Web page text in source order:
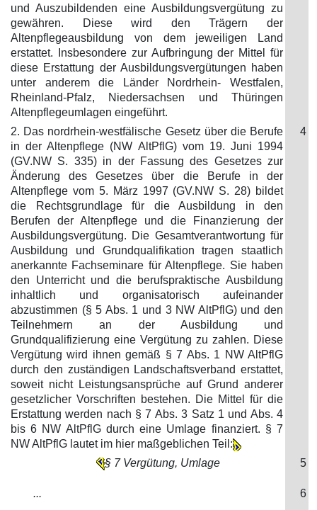
und Auszubildenden eine Ausbildungsvergütung zu
gewähren. Diese wird den Trägern der
Altenpflegeausbildung von dem jeweiligen Land
erstattet. Insbesondere zur Aufbringung der Mittel für
diese Erstattung der Ausbildungsvergütungen haben
unter anderem die Länder Nordrhein- Westfalen,
Rheinland-Pfalz, Niedersachsen und Thüringen
Altenpflegeumlagen eingeführt.
2. Das nordrhein-westfälische Gesetz über die Berufe
in der Altenpflege (NW AltPflG) vom 19. Juni 1994
(GV.NW S. 335) in der Fassung des Gesetzes zur
Änderung des Gesetzes über die Berufe in der
Altenpflege vom 5. März 1997 (GV.NW S. 28) bildet
die Rechtsgrundlage für die Ausbildung in den
Berufen der Altenpflege und die Finanzierung der
Ausbildungsvergütung. Die Gesamtverantwortung für
Ausbildung und Grundqualifikation tragen staatlich
anerkannte Fachseminare für Altenpflege. Sie haben
den Unterricht und die berufspraktische Ausbildung
inhaltlich und organisatorisch aufeinander
abzustimmen (§ 5 Abs. 1 und 3 NW AltPflG) und den
Teilnehmern an der Ausbildung und
Grundqualifizierung eine Vergütung zu zahlen. Diese
Vergütung wird ihnen gemäß § 7 Abs. 1 NW AltPflG
durch den zuständigen Landschaftsverband erstattet,
soweit nicht Leistungsansprüche auf Grund anderer
gesetzlicher Vorschriften bestehen. Die Mittel für die
Erstattung werden nach § 7 Abs. 3 Satz 1 und Abs. 4
bis 6 NW AltPflG durch eine Umlage finanziert. § 7
NW AltPflG lautet im hier maßgeblichen Teil:
4
§ 7 Vergütung, Umlage 5
... 6